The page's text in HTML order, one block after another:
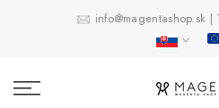
info@magentashop.sk |